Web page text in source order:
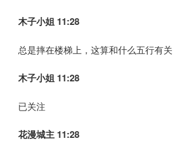
木子小姐 11:28
总是摔在楼梯上，这算和什么五行有关
木子小姐 11:28
已关注
花漫城主 11:28